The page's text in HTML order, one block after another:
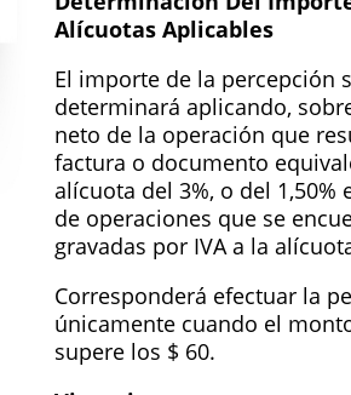
Alícuotas Aplicables
El importe de la percepción
determinará aplicando,
neto de la operación que
factura o documento
alícuota del 3%, o del 1,50%
de operaciones que se
gravadas por IVA a la
Corresponderá efectuar la
únicamente cuando el
supere los $ 60.